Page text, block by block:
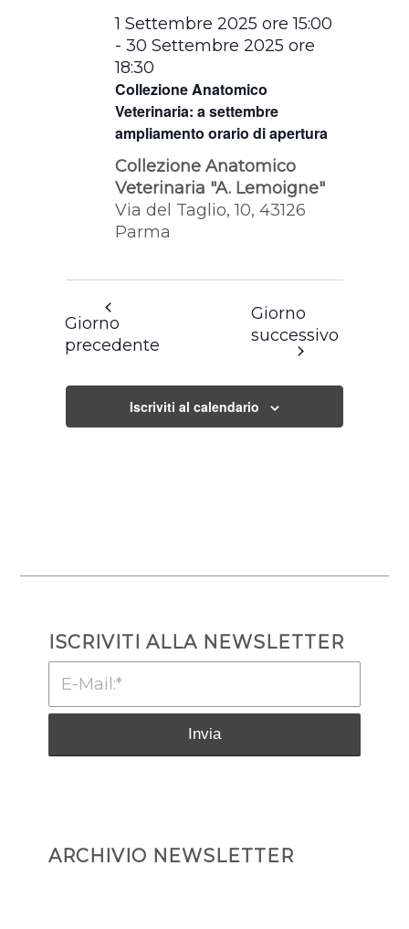
Collezione Anatomico
Veterinaria: a settembre
ampliamento orario di apertura
1 Settembre 2025 ore 15:00
-30 Settembre 2025 ore
18:30
Collezione Anatomico
Veterinaria "A. Lemoigne"
Via del Taglio, 10, 43126
Parma
Giorno
precedente
Giorno
successivo
Iscriviti al calendario
ISCRIVITI ALLA NEWSLETTER
ARCHIVIO NEWSLETTER